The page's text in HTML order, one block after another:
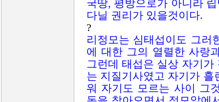
국땅, 평방으로가 아니라
다닐 권리가 있을것이다.
?
리정모는 심태섭이도 그러
에 대한 그의 열렬한 사랑
그런데 태섭은 실상 자기
는 지질기사였고 자기가
워 자기도 모르는 사이 그